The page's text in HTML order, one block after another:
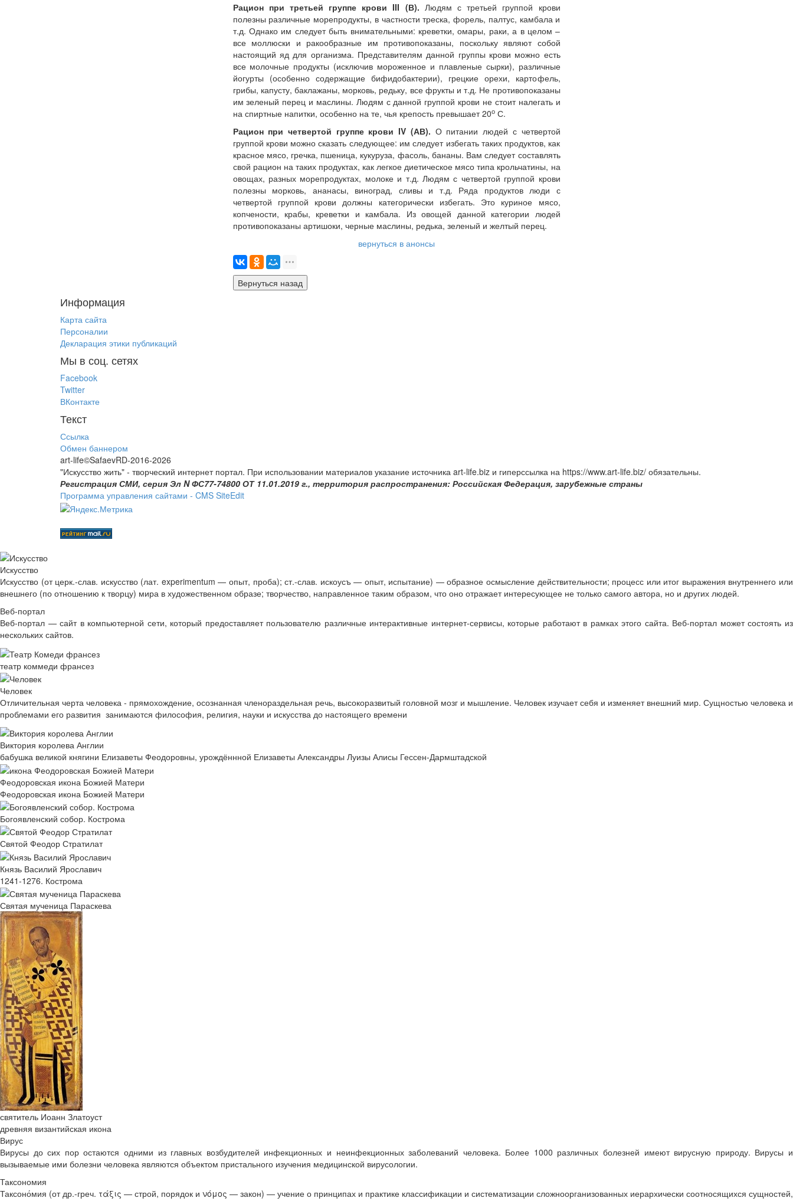
Рацион при третьей группе крови III (В). Людям с третьей группой крови
полезны различные морепродукты, в частности треска, форель, палтус, камбала и
т.д. Однако им следует быть внимательными: креветки, омары, раки, а в целом –
все моллюски и ракообразные им противопоказаны, поскольку являют собой
настоящий яд для организма. Представителям данной группы крови можно есть
все молочные продукты (исключив мороженное и плавленые сырки), различные
йогурты (особенно содержащие бифидобактерии), грецкие орехи, картофель,
грибы, капусту, баклажаны, морковь, редьку, все фрукты и т.д. Не противопоказаны
им зеленый перец и маслины. Людям с данной группой крови не стоит налегать и
на спиртные напитки, особенно на те, чья крепость превышает 20оС.
Рацион при четвертой группе крови IV (АВ). О питании людей с четвертой
группой крови можно сказать следующее: им следует избегать таких продуктов, как
красное мясо, гречка, пшеница, кукуруза, фасоль, бананы. Вам следует составлять
свой рацион на таких продуктах, как легкое диетическое мясо типа крольчатины, на
овощах, разных морепродуктах, молоке и т.д. Людям с четвертой группой крови
полезны морковь, ананасы, виноград, сливы и т.д. Ряда продуктов люди с
четвертой группой крови должны категорически избегать. Это куриное мясо,
копчености, крабы, креветки и камбала. Из овощей данной категории людей
противопоказаны артишоки, черные маслины, редька, зеленый и желтый перец.
вернуться в анонсы
Информация
Карта сайта
Персоналии
Декларация этики публикаций
Мы в соц. сетях
Facebook
Twitter
ВКонтакте
Текст
Ссылка
Обмен баннером
art-life©SafaevRD-2016-2026
"Искусство жить" - творческий интернет портал. При использовании материалов указание источника art-life.biz и гиперссылка на https://www.art-life.biz/ обязательны.
Регистрация СМИ, серия Эл N ФС77-74800 ОТ 11.01.2019 г., территория распространения: Российская Федерация, зарубежные страны
Программа управления сайтами - CMS SiteEdit
Искусство
Искусство (от церк.-слав. искусство (лат. experimentum — опыт, проба); ст.‑слав. искоусъ — опыт, испытание) — образное осмысление действительности; процесс или итог выражения внутреннего или
внешнего (по отношению к творцу) мира в художественном образе; творчество, направленное таким образом, что оно отражает интересующее не только самого автора, но и других людей.
Веб-портал
Веб-портал — сайт в компьютерной сети, который предоставляет пользователю различные интерактивные интернет-сервисы, которые работают в рамках этого сайта. Веб-портал может состоять из
нескольких сайтов.
театр коммеди франсез
Человек
Отличительная черта человека - прямохождение, осознанная членораздельная речь, высокоразвитый головной мозг и мышление. Человек изучает себя и изменяет внешний мир. Сущностью человека и
проблемами его развития занимаются философия, религия, науки и искусства до настоящего времени
Виктория королева Англии
бабушка великой княгини Елизаветы Феодоровны, урождённной Елизаветы Александры Луизы Алисы Гессен-Дармштадской
Феодоровская икона Божией Матери
Феодоровская икона Божией Матери
Богоявленский собор. Кострома
Святой Феодор Стратилат
Князь Василий Ярославич
1241-1276. Кострома
Святая мученица Параскева
святитель Иоанн Златоуст
древняя византийская икона
Вирус
Вирусы до сих пор остаются одними из главных возбудителей инфекционных и неинфекционных заболеваний человека. Более 1000 различных болезней имеют вирусную природу. Вирусы и
вызываемые ими болезни человека являются объектом пристального изучения медицинской вирусологии.
Таксономия
Таксоно́мия (от др.-греч. τάξις — строй, порядок и νόμος — закон) — учение о принципах и практике классификации и систематизации сложноорганизованных иерархически соотносящихся сущностей,